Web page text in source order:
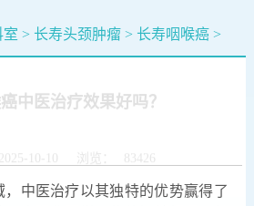
室 > 长寿头颈肿瘤> 长寿咽喉癌>
中医治疗效果好吗？
10-10 浏览：
，中医治疗以其独特的优势赢得了